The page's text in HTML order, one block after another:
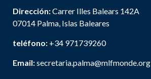
Dirección:Carrer Illes Balears 142A
07014 Palma, Islas Baleares
teléfono: +34 971739260
Email:secretaria.palma@mlfmonde.org